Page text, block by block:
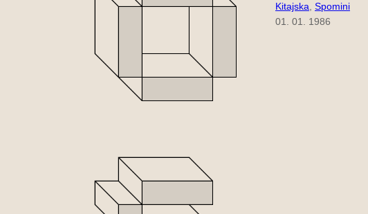
Kitajska, Spomini
01. 01. 1986